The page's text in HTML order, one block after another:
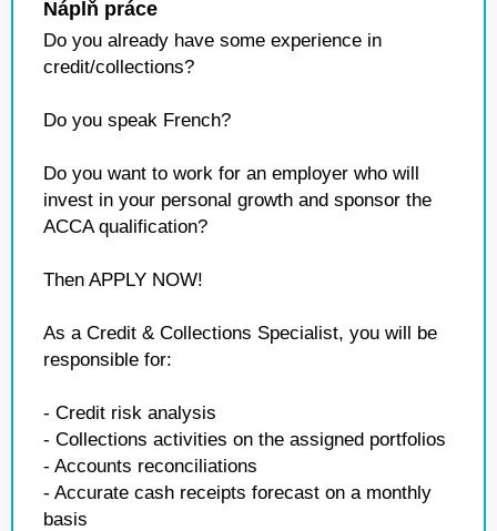
Náplň práce
Do you already have some experience in
credit/collections?
Do you speak French?
Do you want to work for an employer who will
invest in your personal growth and sponsor the
ACCA qualification?
Then APPLY NOW!
As a Credit & Collections Specialist, you will be
responsible for:
- Credit risk analysis
- Collections activities on the assigned portfolios
- Accounts reconciliations
- Accurate cash receipts forecast on a monthly
basis